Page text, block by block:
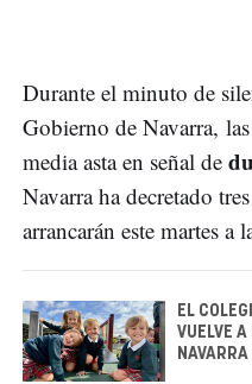
Durante el minuto de
Gobierno de Navarra,
media asta en señal de
Navarra ha decretado
arrancarán este martes a
EL
VUELVE